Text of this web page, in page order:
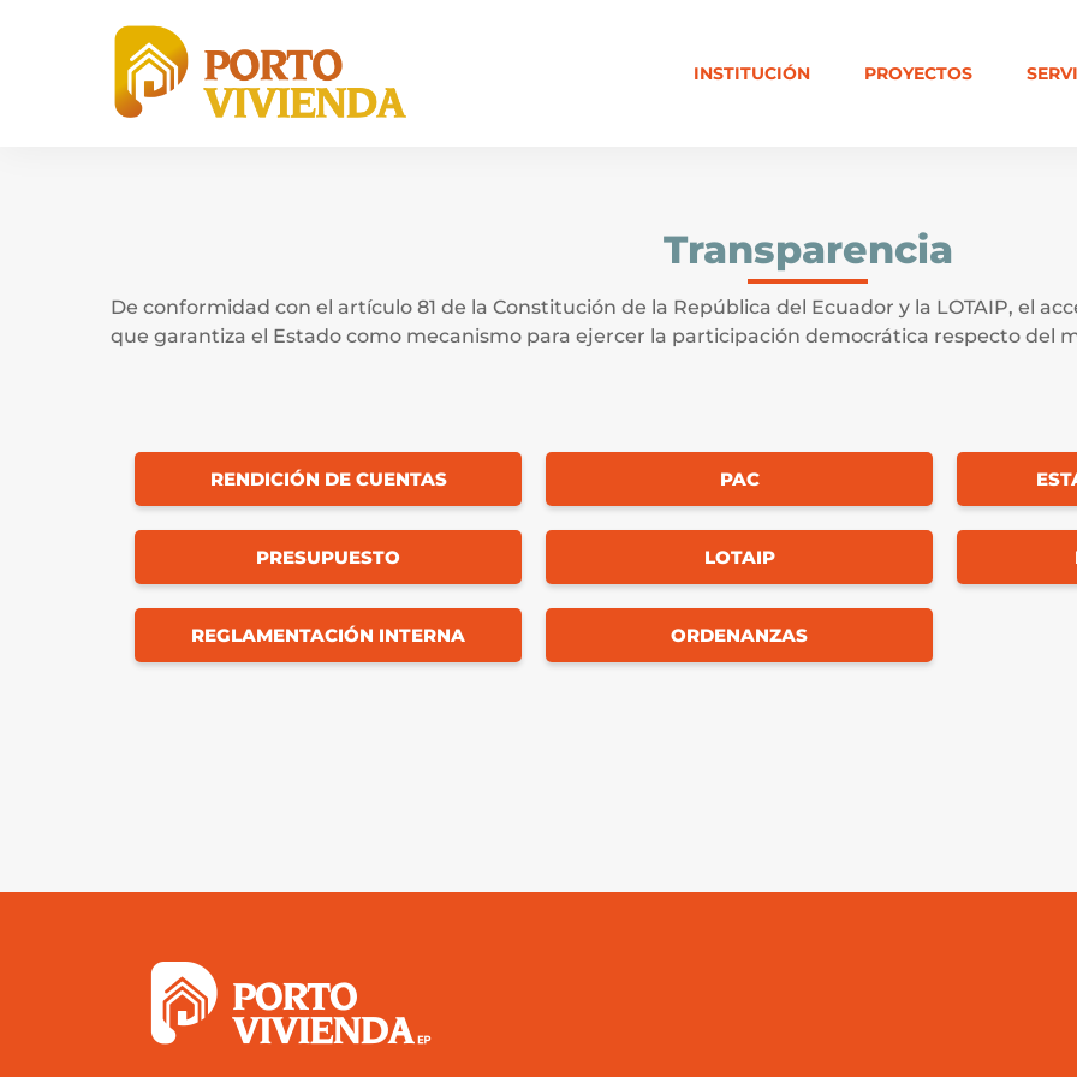
INSTITUCIÓN PROYECTOS
Transparencia
De conformidad con el artículo 81 de la Constitución de la República del Ecuador y la LOTAIP, el
que garantiza el Estado como mecanismo para ejercer la participación democrática respecto del
RENDICIÓN DE CUENTAS PAC
PRESUPUESTO LOTAIP
REGLAMENTACIÓN INTERNA ORDENANZAS